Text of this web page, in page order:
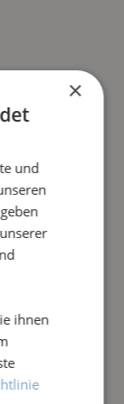
×
und
ihnen